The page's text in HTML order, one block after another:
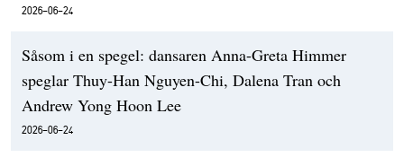
2026-06-24
Såsom i en spegel: dansaren Anna-Greta Himmer
speglar Thuy-Han Nguyen-Chi, Dalena Tran och
Andrew Yong Hoon Lee
2026-06-24